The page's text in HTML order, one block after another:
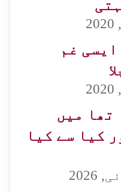
ایسی غم
تھا میں
کیا سے کیا